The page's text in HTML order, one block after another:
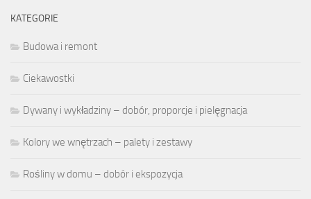
KATEGORIE
Budowa i remont
Ciekawostki
Dywany i wykładziny – dobór, proporcje i pielęgnacja
Kolory we wnętrzach – palety i zestawy
Rośliny w domu – dobór i ekspozycja